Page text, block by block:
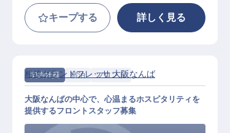
キープする 詳しく見る
契約社員 宿泊 フロント
相鉄グランドフレッサ 大阪なんば
大阪なんばの中心で、心温まるホスピタリティを
提供するフロントスタッフ募集